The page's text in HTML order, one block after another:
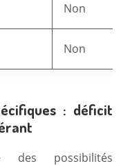
Non
Non
: déficit
des possibilités